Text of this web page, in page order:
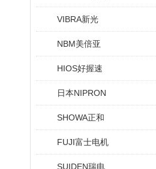
VIBRA新光
NBM美倍亚
HIOS好握速
日本NIPRON
SHOWA正和
FUJI富士电机
SUIDEN瑞电